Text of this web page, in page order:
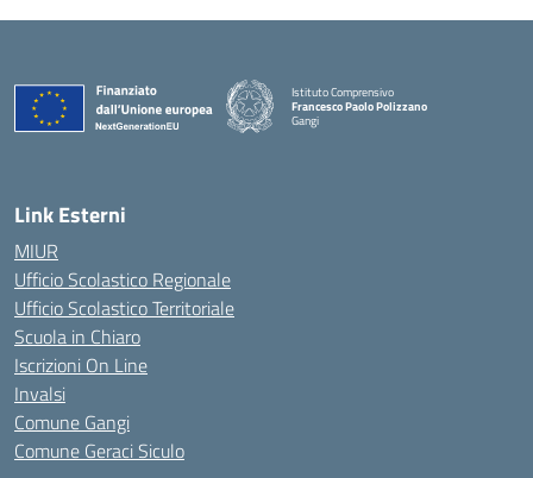
Istituto Comprensivo
Francesco Paolo Polizzano
Gangi
— Visita la pagina iniziale della scuola
Link Esterni
MIUR
Ufficio Scolastico Regionale
Ufficio Scolastico Territoriale
Scuola in Chiaro
Iscrizioni On Line
Invalsi
Comune Gangi
Comune Geraci Siculo